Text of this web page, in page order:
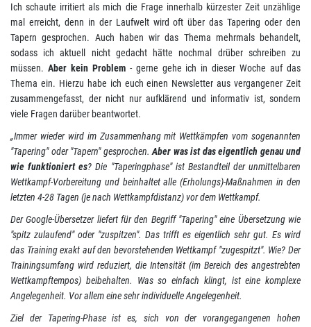
Ich schaute irritiert als mich die Frage innerhalb kürzester Zeit unzählige
mal erreicht, denn in der Laufwelt wird oft über das Tapering oder den
Tapern gesprochen. Auch haben wir das Thema mehrmals behandelt,
sodass ich aktuell nicht gedacht hätte nochmal drüber schreiben zu
müssen. Aber kein Problem- gerne gehe ich in dieser Woche auf das
Thema ein. Hierzu habe ich euch einen Newsletter aus vergangener Zeit
zusammengefasst, der nicht nur aufklärend und informativ ist, sondern
viele Fragen darüber beantwortet.
„Immer wieder wird im Zusammenhang mit Wettkämpfen vom sogenannten
"Tapering" oder "Tapern" gesprochen. Aber was ist das eigentlich genau und
wie funktioniert es? Die "Taperingphase" ist Bestandteil der unmittelbaren
Wettkampf-Vorbereitung und beinhaltet alle (Erholungs)-Maßnahmen in den
letzten 4-28 Tagen (je nach Wettkampfdistanz) vor dem Wettkampf.
Der Google-Übersetzer liefert für den Begriff "Tapering" eine Übersetzung wie
"spitz zulaufend" oder "zuspitzen". Das trifft es eigentlich sehr gut. Es wird
das Training exakt auf den bevorstehenden Wettkampf "zugespitzt". Wie? Der
Trainingsumfang wird reduziert, die Intensität (im Bereich des angestrebten
Wettkampftempos) beibehalten. Was so einfach klingt, ist eine komplexe
Angelegenheit. Vor allem eine sehr individuelle Angelegenheit.
Ziel der Tapering-Phase ist es, sich von der vorangegangenen hohen